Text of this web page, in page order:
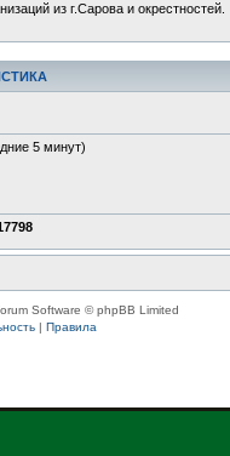
из г.Сарова и окрестностей.
5 минут)
Software © phpBB Limited
|Правила